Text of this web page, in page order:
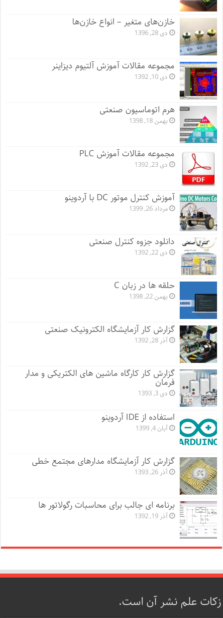
خازن‌های متغیر – انواع خازن‌ها
دی 28, 1396
مجموعه مقالات آموزش آلتیوم دیزاینر
دی 10, 1392
هرم اتوماسیون صنعتی
بهمن 18, 1398
مجموعه مقالات آموزش PLC
دی 23, 1392
آموزش کنترل موتور DC با آردوینو
مرداد 26, 1399
دانلود جزوه کنترل صنعتی
دی 22, 1392
حلقه ها در زبان C
بهمن 22, 1398
گزارش کار آزمایشگاه الکترونیک صنعتی
آذر 28, 1392
گزارش کار کارگاه ماشین های الکتریکی و مدار
فرمان
دی 3, 1393
استفاده از IDE آردوینو
آبان 4, 1399
گزارش کار آزمایشگاه مدارهای مجتمع خطی
آذر 26, 1393
برنامه ای جالب برای محاسبات رگولاتور ها
آذر 19, 1392
زکات علم نشر آن است.